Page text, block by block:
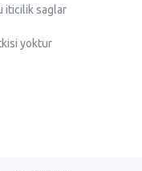
iticilik saglar
yoktur